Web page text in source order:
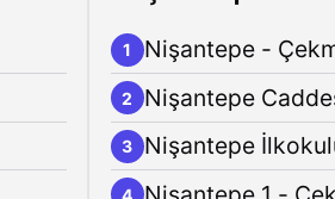
1 Nişantepe -
2 Nişantepe
3 Nişantepe
4